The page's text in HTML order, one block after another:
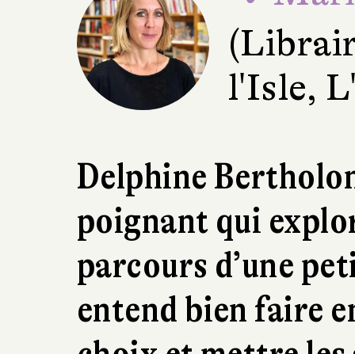
l'Isle,
Delphine
poignant qui
parcours d’une
entend bien faire